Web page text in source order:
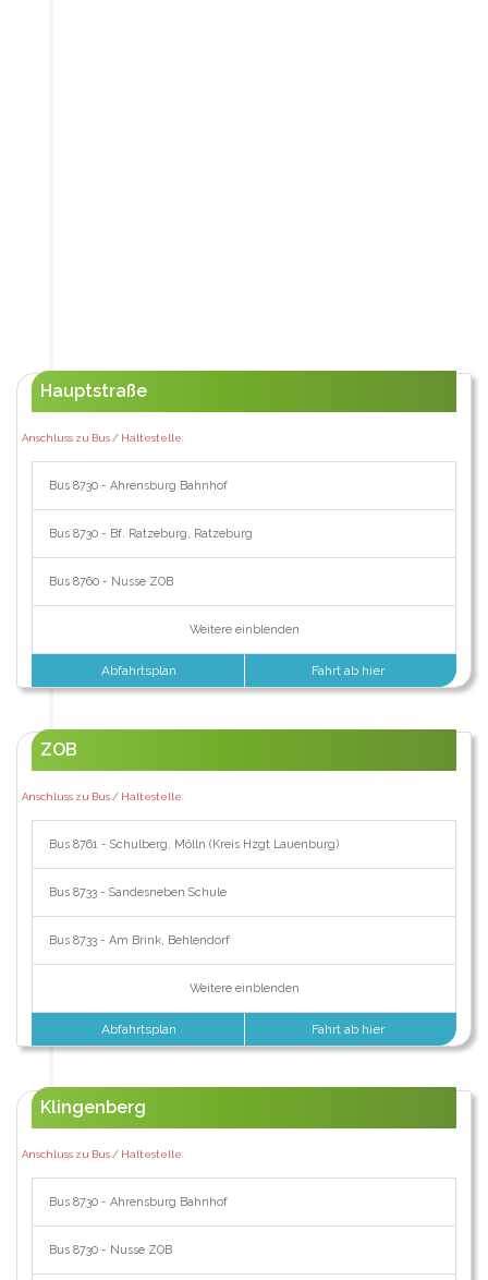
Hauptstraße
Anschluss zu Bus / Haltestelle:
Bus 8730 - Ahrensburg Bahnhof
Bus 8730 - Bf. Ratzeburg, Ratzeburg
Bus 8760 - Nusse ZOB
Weitere einblenden
Abfahrtsplan Fahrt ab hier
ZOB
Anschluss zu Bus / Haltestelle:
Bus 8761 - Schulberg, Mölln (Kreis Hzgt Lauenburg)
Bus 8733 - Sandesneben Schule
Bus 8733 - Am Brink, Behlendorf
Weitere einblenden
Abfahrtsplan Fahrt ab hier
Klingenberg
Anschluss zu Bus / Haltestelle:
Bus 8730 - Ahrensburg Bahnhof
Bus 8730 - Nusse ZOB